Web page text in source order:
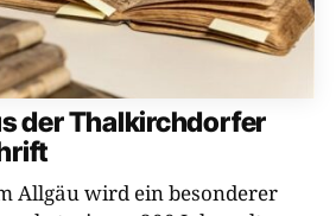
der Thalkirchdorfer
Allgäu wird ein besonderer